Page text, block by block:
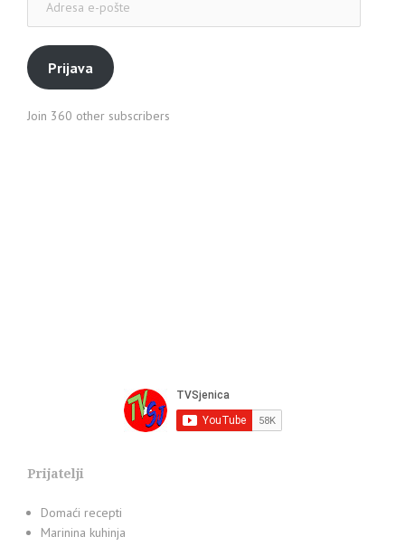
pošte
Prijava
Join 360 other subscribers
Prijatelji
Domaći recepti
Marinina kuhinja